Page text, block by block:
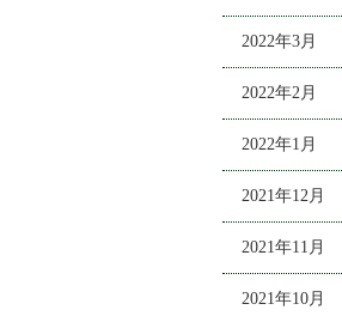
2022年3月
2022年2月
2022年1月
2021年12月
2021年11月
2021年10月